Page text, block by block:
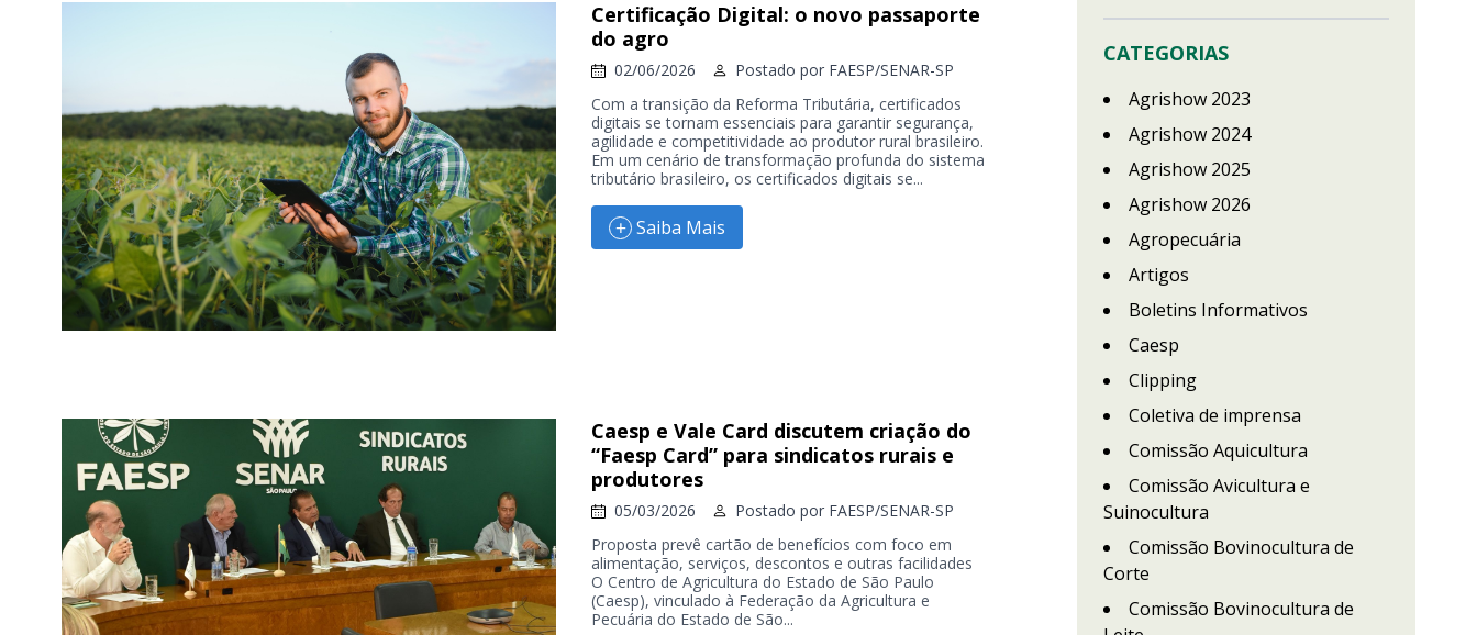
Certificação Digital: o novo passaporte
do agro
02/06/2026 Postado por FAESP/SENAR-SP
Com a transição da Reforma Tributária, certificados
digitais se tornam essenciais para garantir segurança,
agilidade e competitividade ao produtor rural brasileiro.
Em um cenário de transformação profunda do sistema
tributário brasileiro, os certificados digitais se...
Saiba Mais
Caesp e Vale Card discutem criação do
“Faesp Card” para sindicatos rurais e
produtores
05/03/2026 Postado por FAESP/SENAR-SP
Proposta prevê cartão de benefícios com foco em
alimentação, serviços, descontos e outras facilidades
O Centro de Agricultura do Estado de São Paulo
(Caesp), vinculado à Federação da Agricultura e
Pecuária do Estado de São...
CATEGORIAS
Agrishow 2023
Agrishow 2024
Agrishow 2025
Agrishow 2026
Agropecuária
Artigos
Boletins Informativos
Caesp
Clipping
Coletiva de imprensa
Comissão Aquicultura
Comissão Avicultura e
Suinocultura
Comissão Bovinocultura de
Corte
Comissão Bovinocultura de